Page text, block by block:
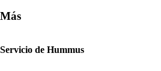
Más
Servicio de Hummus